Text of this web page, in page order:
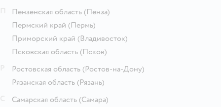
Пензенская область (Пенза)
Пермский край (Пермь)
Приморский край (Владивосток)
Псковская область (Псков)
Ростовская область (Ростов-на-Дону)
Рязанская область (Рязань)
Самарская область (Самара)